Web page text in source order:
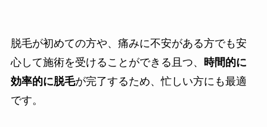
脱毛が初めての方や、痛みに不安がある方でも安
心して施術を受けることができる且つ、
時間的に
効率的に脱毛が完了するため、忙しい方にも最適
です。